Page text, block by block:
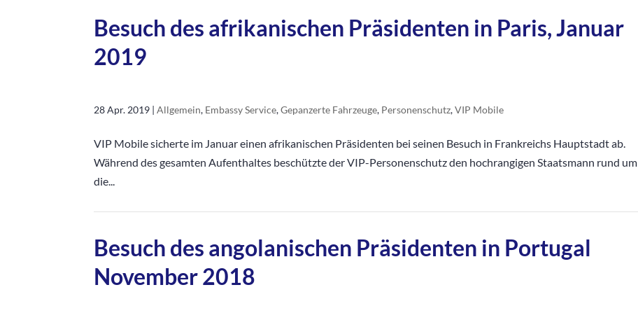
Besuch des afrikanischen Präsidenten in Paris, Januar
2019
28 Apr. 2019 |Allgemein, Embassy Service,Gepanzerte Fahrzeuge, Personenschutz,VIP Mobile
VIP Mobile sicherte im Januar einen afrikanischen Präsidenten bei seinen Besuch in Frankreichs Hauptstadt ab.
Während des gesamten Aufenthaltes beschützte der VIP-Personenschutz den hochrangigen Staatsmann rund um
die...
Besuch des angolanischen Präsidenten in Portugal
November 2018